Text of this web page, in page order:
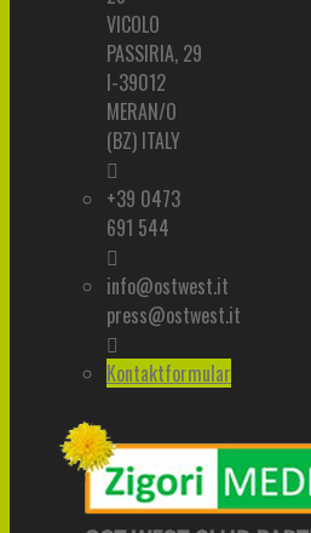
VICOLO
PASSIRIA, 29
I-39012
MERAN/O
(BZ) ITALY
+39 0473
691 544
info@ostwest.it
press@ostwest.it
Kontaktformular